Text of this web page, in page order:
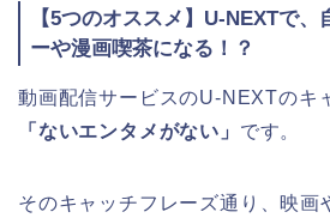
【5つのオススメ】U-NEXTで
ーや漫画喫茶になる！？
動画配信サービスのU-NEXTのキ
「ないエンタメがない」 です。
そのキャッチフレーズ通り、映画